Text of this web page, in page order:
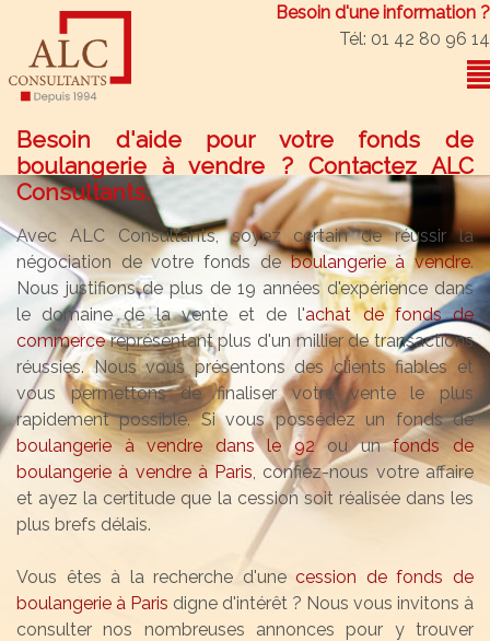
Besoin d'une information ?
Tél: 01 42 80 96 14
Besoin d'aide pour votre fonds de
boulangerie à vendre ? Contactez ALC
Consultants.
Avec ALC Consultants, soyez certain de réussir la
négociation de votre fonds deboulangerie à vendre.
Nous justifions de plus de 19 années d'expérience dans
le domaine de la vente et de l'achat de fonds de
commercereprésentant plus d'un millier de transactions
réussies. Nous vous présentons des clients fiables et
vous permettons de finaliser votre vente le plus
rapidement possible. Si vous possédez un fonds de
boulangerie à vendre dans le 92ou unfonds de
boulangerie à vendre à Paris, confiez-nous votre affaire
et ayez la certitude que la cession soit réalisée dans les
plus brefs délais.
Vous êtes à la recherche d'unecession de fonds de
boulangerie à Paris digne d'intérêt ? Nous vous invitons à
consulter nos nombreuses annonces pour y trouver